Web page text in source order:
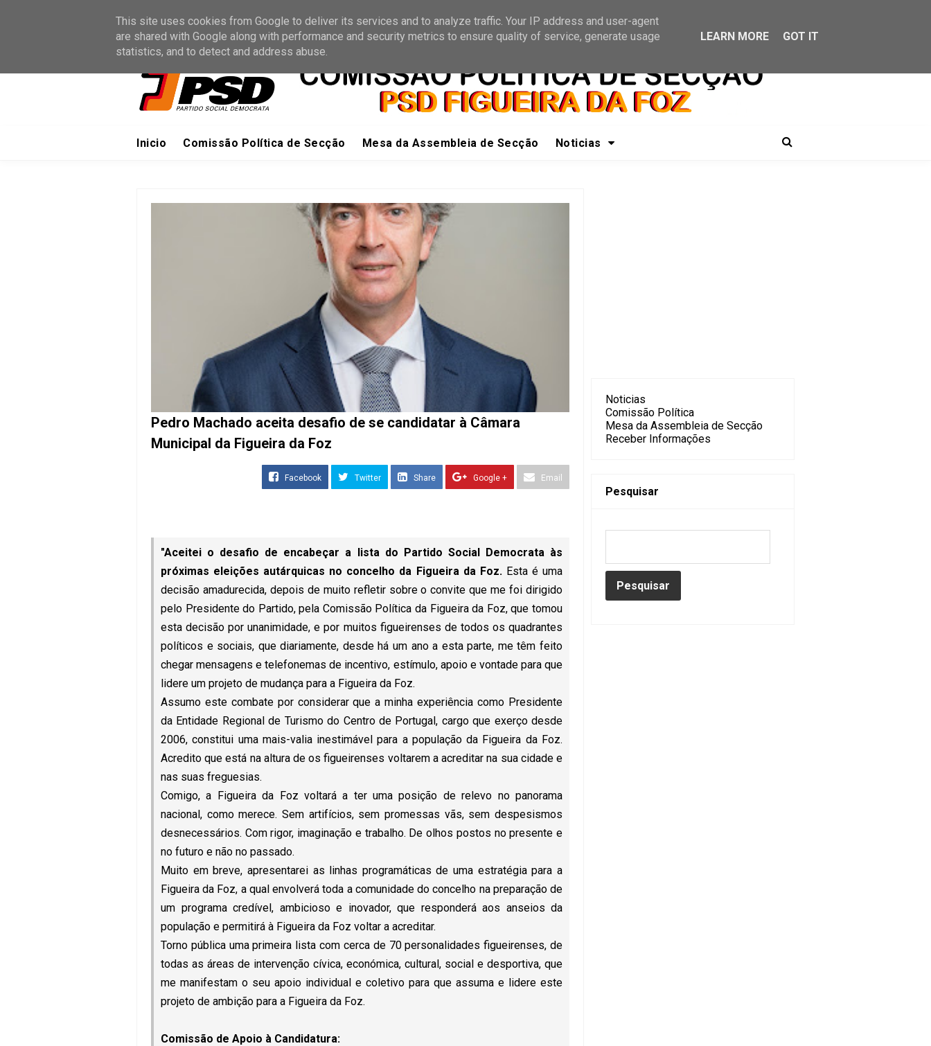
Inicio Sites Oficiais Junte-se a nós Receber Informações
Inicio Comissão Política de Secção Mesa da Assembleia de Secção Noticias
Pedro Machado aceita desafio de se candidatar à Câmara
Municipal da Figueira da Foz
Facebook Twitter Share Google + Email
"Aceitei o desafio de encabeçar a lista do Partido Social Democrata às
próximas eleições autárquicas no concelho da Figueira da Foz.Esta é uma
decisão amadurecida, depois de muito refletir sobre o convite que me foi dirigido
pelo Presidente do Partido, pela Comissão Política da Figueira da Foz, que tomou
esta decisão por unanimidade, e por muitos figueirenses de todos os quadrantes
políticos e sociais, que diariamente, desde há um ano a esta parte, me têm feito
chegar mensagens e telefonemas de incentivo, estímulo, apoio e vontade para que
lidere um projeto de mudança para a Figueira da Foz.
Assumo este combate por considerar que a minha experiência como Presidente
da Entidade Regional de Turismo do Centro de Portugal, cargo que exerço desde
2006, constitui uma mais-valia inestimável para a população da Figueira da Foz.
Acredito que está na altura de os figueirenses voltarem a acreditar na sua cidade e
nas suas freguesias.
Comigo, a Figueira da Foz voltará a ter uma posição de relevo no panorama
nacional, como merece. Sem artifícios, sem promessas vãs, sem despesismos
desnecessários. Com rigor, imaginação e trabalho. De olhos postos no presente e
no futuro e não no passado.
Muito em breve, apresentarei as linhas programáticas de uma estratégia para a
Figueira da Foz, a qual envolverá toda a comunidade do concelho na preparação de
um programa credível, ambicioso e inovador, que responderá aos anseios da
população e permitirá à Figueira da Foz voltar a acreditar.
Torno pública uma primeira lista com cerca de 70 personalidades figueirenses, de
todas as áreas de intervenção cívica, económica, cultural, social e desportiva, que
me manifestam o seu apoio individual e coletivo para que assuma e lidere este
projeto de ambição para a Figueira da Foz.
Comissão de Apoio à Candidatura:
Noticias
Comissão Política
Mesa da Assembleia de Secção
Receber Informações
Pesquisar
This site uses cookies from Google to deliver its services and to analyze traffic. Your IP address and user-agent
are shared with Google along with performance and security metrics to ensure quality of service, generate usage
statistics, and to detect and address abuse.
LEARN MORE GOT IT